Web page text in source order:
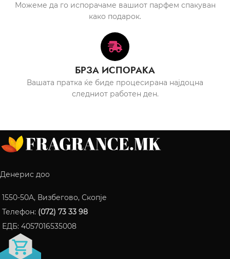
Можеме да го испорачаме вашиот парфем спакуван
како подарок.
БРЗА ИСПОРАКА
Вашата пратка ќе биде процесирана најдоцна
следниот работен ден.
Денерис доо
1550-50A, Визбегово, Скопје
Телефон: (072) 73 33 98
ЕДБ: 4057016535008